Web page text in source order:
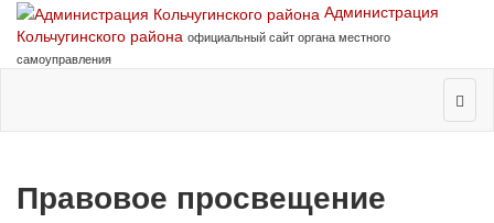
Администрация
Кольчугинского района официальный сайт органа местного
самоуправления
Правовое просвещение